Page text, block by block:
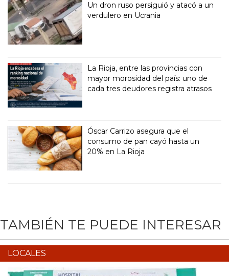
Un dron ruso persiguió y atacó a un
verdulero en Ucrania
La Rioja, entre las provincias con
mayor morosidad del país: uno de
cada tres deudores registra atrasos
Óscar Carrizo asegura que el
consumo de pan cayó hasta un
20% en La Rioja
TAMBIÉN TE PUEDE INTERESAR
LOCALES